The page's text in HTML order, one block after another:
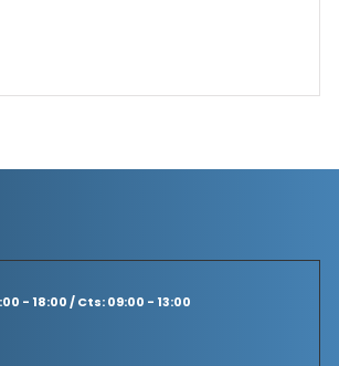
- 18:00 / Cts: 09:00 - 13:00